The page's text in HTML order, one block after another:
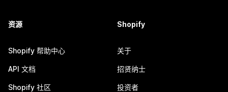
资源
Shopify 帮助中心
API 文档
Shopify 社区
Shopify
关于
招贤纳士
投资者